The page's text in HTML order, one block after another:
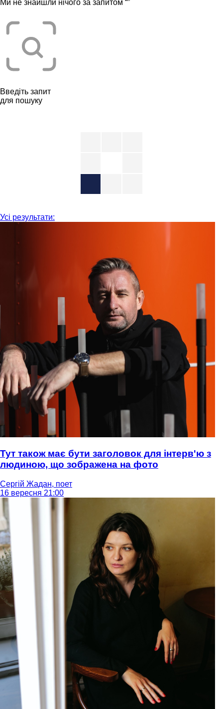
Ми не знайшли нічого за запитом “”
Введіть запит
для пошуку
Усі результати:
Тут також має бути заголовок для інтерв'ю з
людиною, що зображена на фото
Сергій Жадан, поет
16 вересня 21:00